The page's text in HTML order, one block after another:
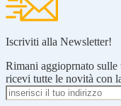
Iscriviti alla Newsletter!
Rimani aggioprnato
ricevi tutte le novità con